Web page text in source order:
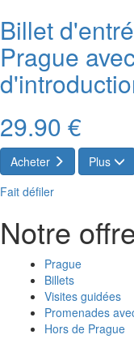
Billet
Prague
29.90 €
Acheter
Plus
Fait défiler
Notre
Prague
Billets
Visites guidées
Promenades
Hors de Prague